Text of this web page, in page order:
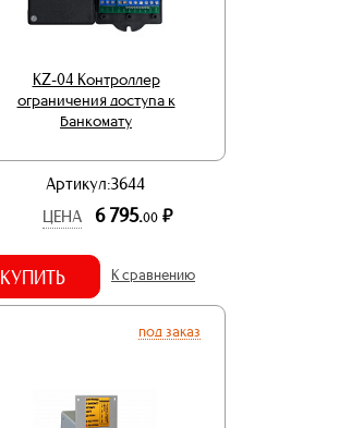
KZ-04 Контроллер
ограничения доступа к
банкомату
Артикул:3644
ЦЕНА
6 795.00 р.
КУПИТЬ К сравнению
под заказ